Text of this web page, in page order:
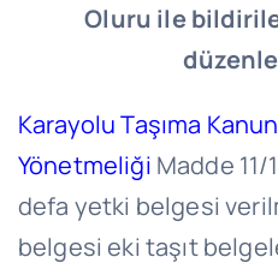
Oluru ile
Karayolu Taşıma
Yönetmeliği Madde
defa yetki belgesi
belgesi eki taşıt